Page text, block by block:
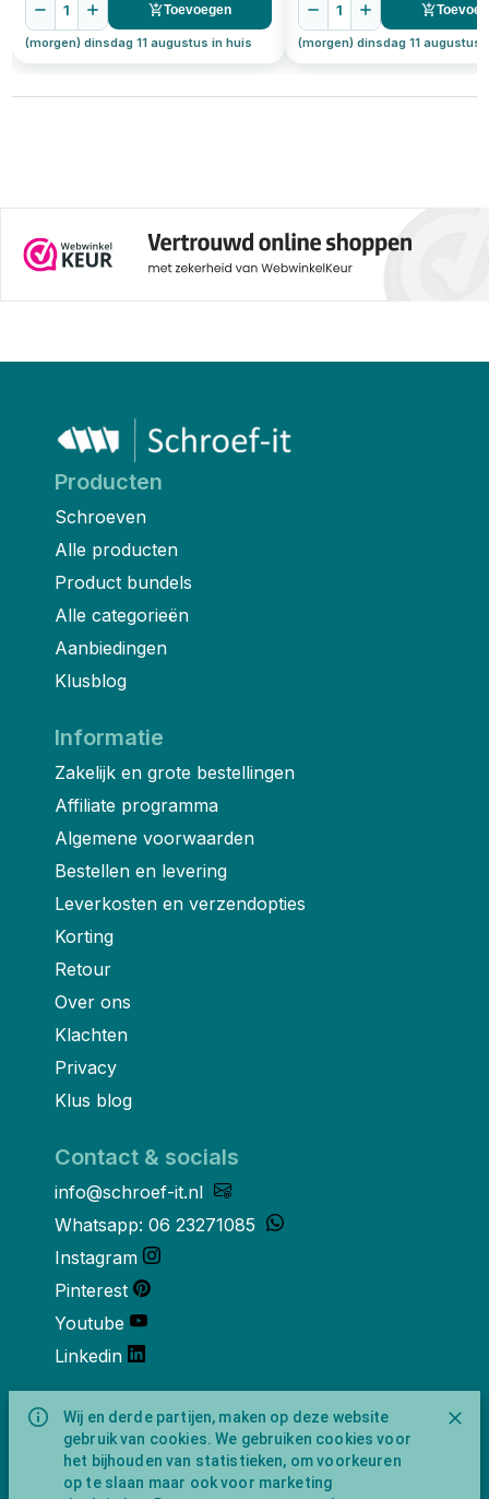
Wij en derde partijen, maken op deze website
gebruik van cookies. We gebruiken cookies voor
het bijhouden van statistieken, om voorkeuren
op te slaan maar ook voor marketing
1 Toevoegen
(morgen) dinsdag 11 augustus in huis
1
(morgen) dinsdag 11 augustus
Producten
Schroeven
Alle producten
Product bundels
Alle categorieën
Aanbiedingen
Klusblog
Informatie
Zakelijk en grote bestellingen
Affiliate programma
Algemene voorwaarden
Bestellen en levering
Leverkosten en verzendopties
Korting
Retour
Over ons
Klachten
Privacy
Klus blog
Contact & socials
info@schroef-it.nl
Whatsapp: 06 23271085
Instagram
Pinterest
Youtube
Linkedin
Over ons
Schroef-it is een handelsnaam van
NewFeather B.V. geregisteerd onder KVK